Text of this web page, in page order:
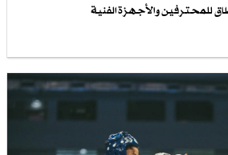
للمحترفين والأجهزة الفنية